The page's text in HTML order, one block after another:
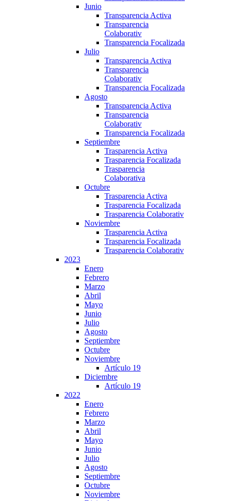
Junio
Transparencia Activa
Transparencia
Colaborativ
Transparencia Focalizada
Julio
Transparencia Activa
Transparencia
Colaborativ
Transparencia Focalizada
Agosto
Transparencia Activa
Transparencia
Colaborativ
Transparencia Focalizada
Septiembre
Trasparencia Activa
Trasparencia Focalizada
Trasparencia
Colaborativa
Octubre
Trasparencia Activa
Trasparencia Focalizada
Trasparencia Colaborativ
Noviembre
Trasparencia Activa
Trasparencia Focalizada
Trasparencia Colaborativ
2023
Enero
Febrero
Marzo
Abril
Mayo
Junio
Julio
Agosto
Septiembre
Octubre
Noviembre
Artículo 19
Diciembre
Artículo 19
2022
Enero
Febrero
Marzo
Abril
Mayo
Junio
Julio
Agosto
Septiembre
Octubre
Noviembre